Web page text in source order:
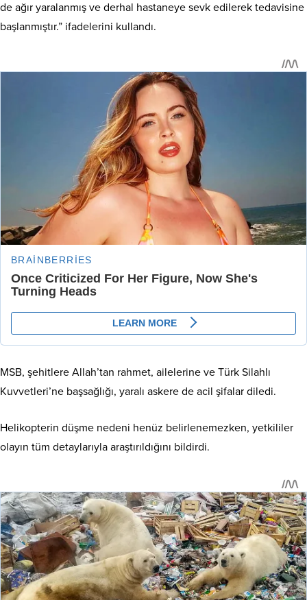
de ağır yaralanmış ve derhal hastaneye sevk edilerek tedavisine
başlanmıştır.” ifadelerini kullandı.
MSB, şehitlere Allah’tan rahmet, ailelerine ve Türk Silahlı
Kuvvetleri’ne başsağlığı, yaralı askere de acil şifalar diledi.
Helikopterin düşme nedeni henüz belirlenemezken, yetkililer
olayın tüm detaylarıyla araştırıldığını bildirdi.